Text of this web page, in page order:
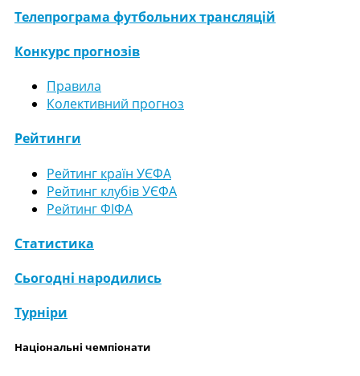
Телепрограма футбольних трансляцій
Конкурс прогнозів
Правила
Колективний прогноз
Рейтинги
Рейтинг країн УЄФА
Рейтинг клубів УЄФА
Рейтинг ФІФА
Статистика
Сьогодні народились
Турніри
Національні чемпіонати